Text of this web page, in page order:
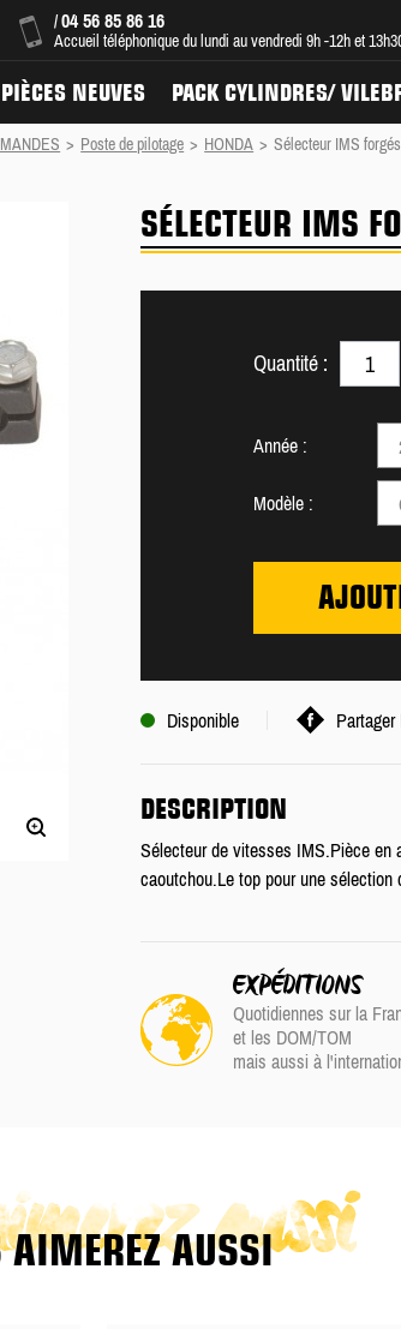
/04 56 85 86 16
Accueil téléphonique du lundi au vendredi 9h -12h et
PIÈCES NEUVES PACK CYLINDRES/
> Poste de pilotage > HONDA > Sélecteur IMS
SÉLECTEUR IMS
Quantité :
Année :
Modèle :
Disponible Partager
DESCRIPTION
Sélecteur de vitesses IMS.Pièce en
caoutchou.Le top pour une
EXPÉDITIONS
Quotidiennes sur la
et les DOM/TOM
mais aussi à
AIMEREZ AUSSIaussi